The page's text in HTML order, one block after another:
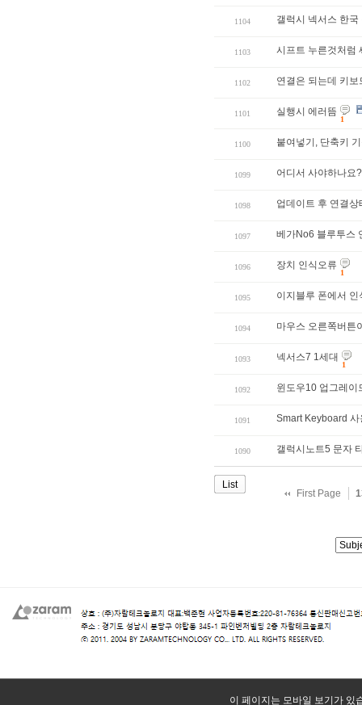
1104 갤럭시 넥서스 한
1103 시프트 누른것처럼
1102 연결은 되는데 키
1101 실행시 에러뜸
1
1100 붙여넣기, 단축키
1099 어디서 사야하나요?
1098 업데이트 후 연결
1097 베가No6 블루투스
1096 장치 인식오류
1
1095 이지블루 폰에서
1094 마우스 오른쪽버튼
1093 넥서스7 1세대
1
1092 윈도우10 업그레이
1091 Smart Keyboard 사
1090 갤럭시노트5 문자
List
First Page
이 페이지는 모바일 보기가 있